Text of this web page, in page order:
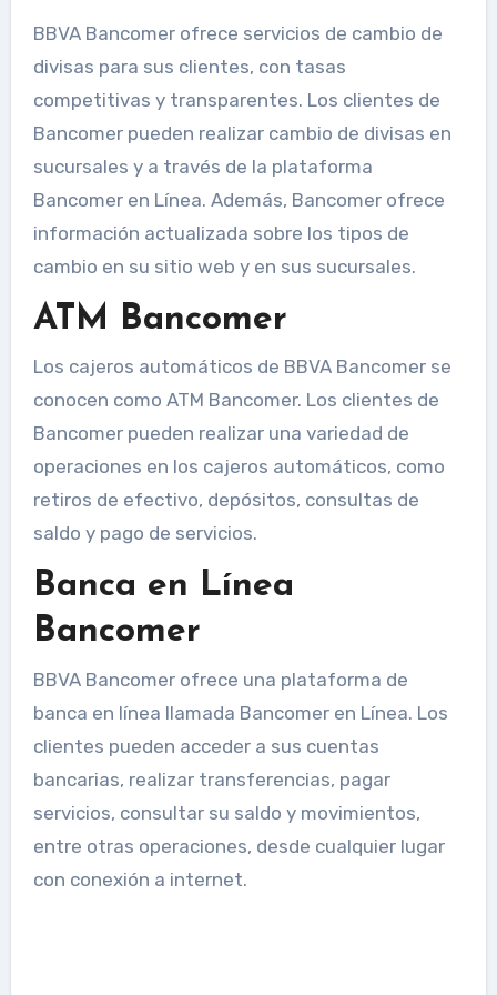
BBVA Bancomer ofrece servicios de cambio de
divisas para sus clientes, con tasas
competitivas y transparentes. Los clientes de
Bancomer pueden realizar cambio de divisas en
sucursales y a través de la plataforma
Bancomer en Línea. Además, Bancomer ofrece
información actualizada sobre los tipos de
cambio en su sitio web y en sus sucursales.
ATM Bancomer
Los cajeros automáticos de BBVA Bancomer se
conocen como ATM Bancomer. Los clientes de
Bancomer pueden realizar una variedad de
operaciones en los cajeros automáticos, como
retiros de efectivo, depósitos, consultas de
saldo y pago de servicios.
Banca en Línea
Bancomer
BBVA Bancomer ofrece una plataforma de
banca en línea llamada Bancomer en Línea. Los
clientes pueden acceder a sus cuentas
bancarias, realizar transferencias, pagar
servicios, consultar su saldo y movimientos,
entre otras operaciones, desde cualquier lugar
con conexión a internet.